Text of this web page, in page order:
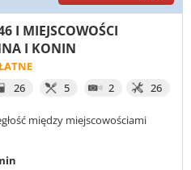
I MIEJSCOWOŚCI
I KONIN
26
5 2 26
między miejscowościami